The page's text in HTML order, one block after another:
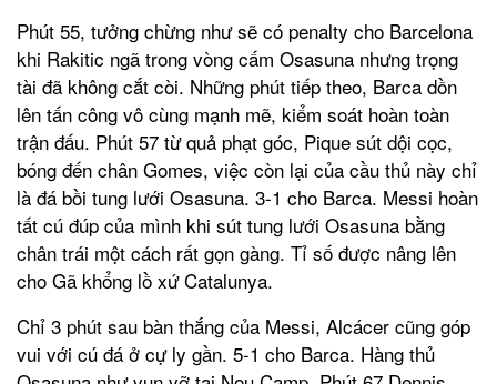
Phút 55, tưởng chừng như sẽ có penalty cho Barcelona
khi Rakitic ngã trong vòng cấm Osasuna nhưng trọng
tài đã không cắt còi. Những phút tiếp theo, Barca dồn
lên tấn công vô cùng mạnh mẽ, kiểm soát hoàn toàn
trận đấu. Phút 57 từ quả phạt góc, Pique sút dội cọc,
bóng đến chân Gomes, việc còn lại của cầu thủ này chỉ
là đá bồi tung lưới Osasuna. 3-1 cho Barca. Messi hoàn
tất cú đúp của mình khi sút tung lưới Osasuna bằng
chân trái một cách rất gọn gàng. Tỉ số được nâng lên
cho Gã khổng lồ xứ Catalunya.
Chỉ 3 phút sau bàn thắng của Messi, Alcácer cũng góp
vui với cú đá ở cự ly gần. 5-1 cho Barca. Hàng thủ